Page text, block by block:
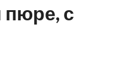
с